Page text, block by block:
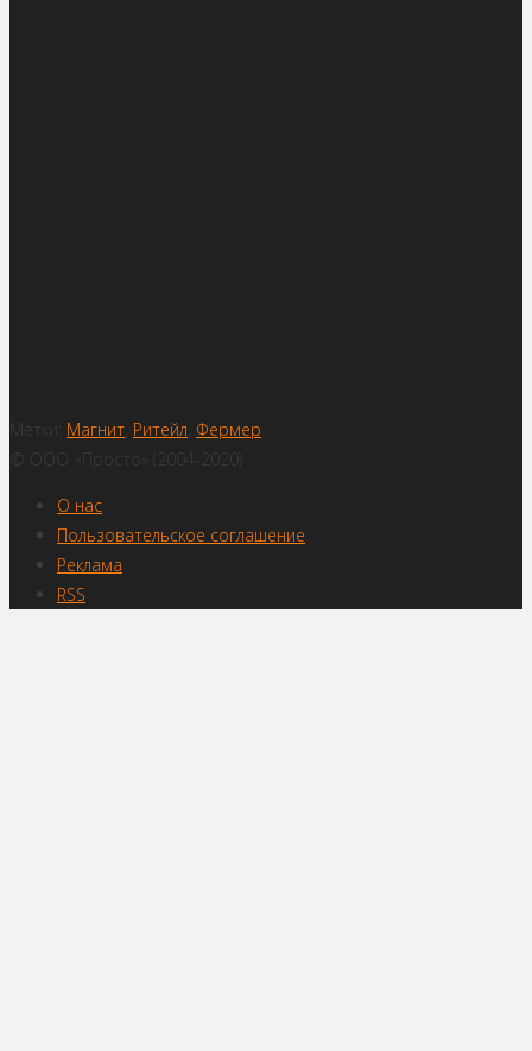
Метки: Магнит Ритейл Фермер
© ООО «Просто» (2004-2020)
О нас
Пользовательское соглашение
Реклама
RSS